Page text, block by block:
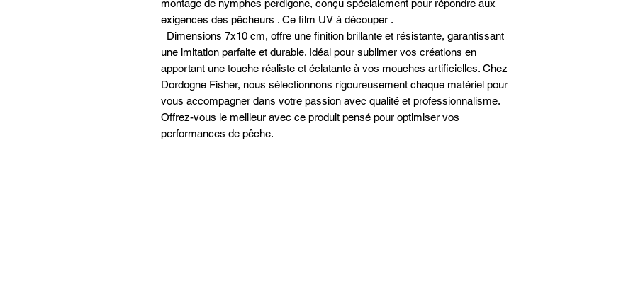
montage de nymphes perdigone, conçu spécialement pour répondre aux
exigences des pêcheurs . Ce film UV à découper .
Dimensions 7x10 cm, offre une finition brillante et résistante, garantissant
une imitation parfaite et durable. Idéal pour sublimer vos créations en
apportant une touche réaliste et éclatante à vos mouches artificielles. Chez
Dordogne Fisher, nous sélectionnons rigoureusement chaque matériel pour
vous accompagner dans votre passion avec qualité et professionnalisme.
Offrez-vous le meilleur avec ce produit pensé pour optimiser vos
performances de pêche.